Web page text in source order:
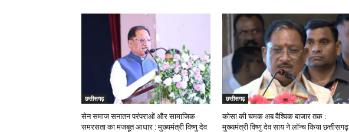
छत्तीसगढ़
सेन समाज सनातन परंपराओं और सामाजिक
समरसता का मजबूत आधार : मुख्यमंत्री विष्णु देव
छत्तीसगढ़
कोसा की चमक अब वैश्विक बाजार तक :
मुख्यमंत्री विष्णु देव साय ने लॉन्च किया छत्तीसगढ़